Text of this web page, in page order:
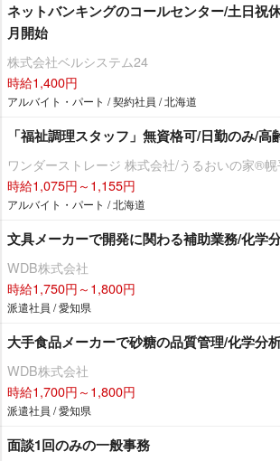
ネットバンキングのコールセンター/土日祝
月開始
株式会社ベルシステム24
時給1,400円
アルバイト・パート / 契約社員 / 北海道
「福祉調理スタッフ」無資格可/日勤のみ/高
ワンダーストレージ 株式会社/うるおいの家®幌
時給1,075円～1,155円
アルバイト・パート / 北海道
文具メーカーで開発に関わる補助業務/化学
WDB株式会社
時給1,750円～1,800円
派遣社員 / 愛知県
大手食品メーカーで砂糖の品質管理/化学分
WDB株式会社
時給1,700円～1,800円
派遣社員 / 愛知県
面談1回のみの一般事務